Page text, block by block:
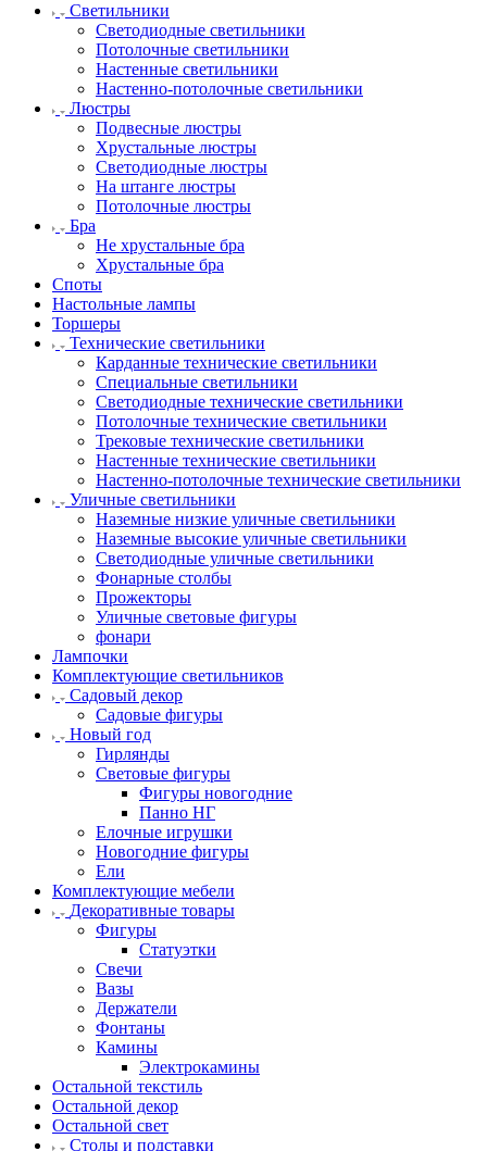
Светильники
Светодиодные светильники
Потолочные светильники
Настенные светильники
Настенно-потолочные светильники
Люстры
Подвесные люстры
Хрустальные люстры
Светодиодные люстры
На штанге люстры
Потолочные люстры
Бра
Не хрустальные бра
Хрустальные бра
Споты
Настольные лампы
Торшеры
Технические светильники
Карданные технические светильники
Специальные светильники
Светодиодные технические светильники
Потолочные технические светильники
Трековые технические светильники
Настенные технические светильники
Настенно-потолочные технические светильники
Уличные светильники
Наземные низкие уличные светильники
Наземные высокие уличные светильники
Светодиодные уличные светильники
Фонарные столбы
Прожекторы
Уличные световые фигуры
фонари
Лампочки
Комплектующие светильников
Садовый декор
Садовые фигуры
Новый год
Гирлянды
Световые фигуры
Фигуры новогодние
Панно НГ
Елочные игрушки
Новогодние фигуры
Ели
Комплектующие мебели
Декоративные товары
Фигуры
Статуэтки
Свечи
Вазы
Держатели
Фонтаны
Камины
Электрокамины
Остальной текстиль
Остальной декор
Остальной свет
Столы и подставки